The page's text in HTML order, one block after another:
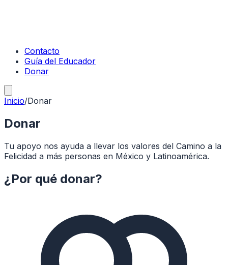
Contacto
Guía del Educador
Donar
Inicio/Donar
Donar
Tu apoyo nos ayuda a llevar los valores del Camino a la
Felicidad a más personas en México y Latinoamérica.
¿Por qué donar?